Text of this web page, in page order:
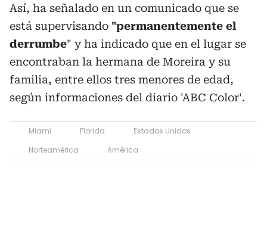
Así, ha señalado en un comunicado que se
está supervisando "permanentemente el
derrumbe" y ha indicado que en el lugar se
encontraban la hermana de Moreira y su
familia, entre ellos tres menores de edad,
según informaciones del diario 'ABC Color'.
Miami Florida
Estados Unidos
Norteamérica
América